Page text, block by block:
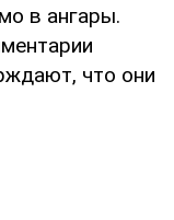
в ангары.
что они